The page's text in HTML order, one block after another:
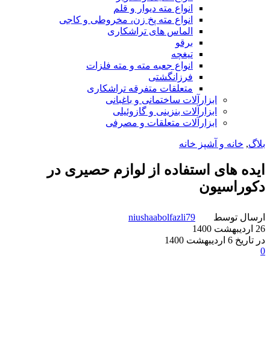
انواع مته دیوار و قلم
انواع مته پخ زن، مخروطی و کاجی
الماس های تراشکاری
برقو
تیغچه
انواع جعبه مته و مته فلزات
فرزانگشتی
متعلقات متفرقه تراشکاری
ابزارآلات ساختمانی و باغبانی
ابزارآلات بنزینی و گازوئیلی
ابزارآلات متعلقات و مصرفی
بلاگ, خانه و آشپز خانه
ایده های استفاده از لوازم حصیری در
دکوراسیون
ارسال توسط
niushaabolfazli79
26 اردیبهشت 1400
در تاریخ 6 اردیبهشت 1400
0